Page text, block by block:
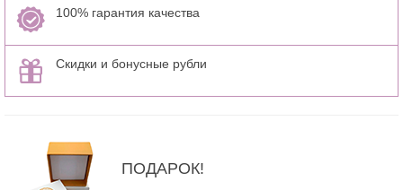
100% гарантия качества
Скидки и бонусные рубли
ПОДАРОК!